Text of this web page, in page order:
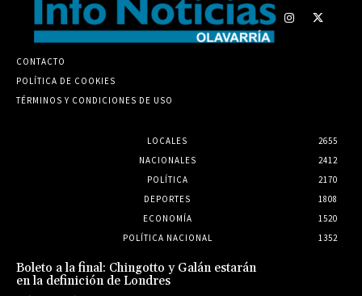
CONTACTO
POLÍTICA DE COOKIES
TÉRMINOS Y CONDICIONES DE USO
LOCALES
2655
NACIONALES
2412
POLÍTICA
2170
DEPORTES
1808
ECONOMÍA
1520
POLÍTICA NACIONAL
1352
Boleto a la final: Chingotto y Galán estarán
en la definición de Londres